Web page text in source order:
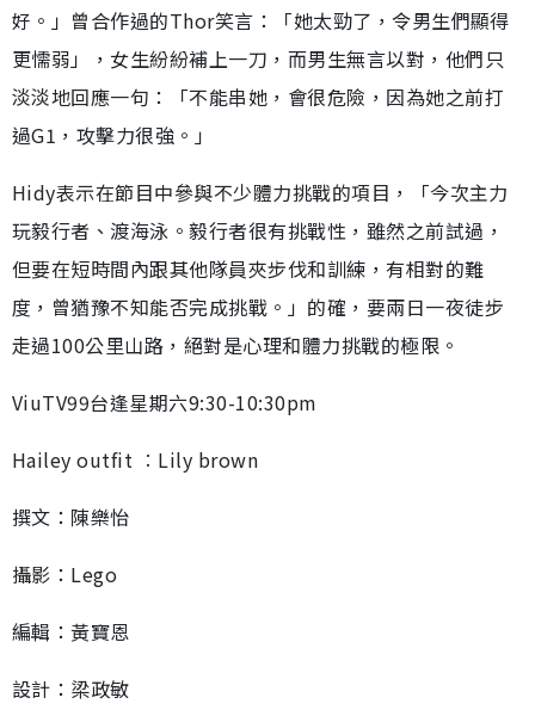
好。」曾合作過的Thor笑言：「她太勁了，令男生們顯得
更懦弱」，女生紛紛補上一刀，而男生無言以對，他們只
淡淡地回應一句：「不能串她，會很危險，因為她之前打
過G1，攻擊力很強。」
Hidy表示在節目中參與不少體力挑戰的項目，「今次主力
玩毅行者、渡海泳。毅行者很有挑戰性，雖然之前試過，
但要在短時間內跟其他隊員夾步伐和訓練，有相對的難
度，曾猶豫不知能否完成挑戰。」的確，要兩日一夜徒步
走過100公里山路，絕對是心理和體力挑戰的極限。
ViuTV99台逢星期六9:30-10:30pm
Hailey outfit ︰Lily brown
撰文：陳樂怡
攝影：Lego
編輯：黃寶恩
設計：梁政敏